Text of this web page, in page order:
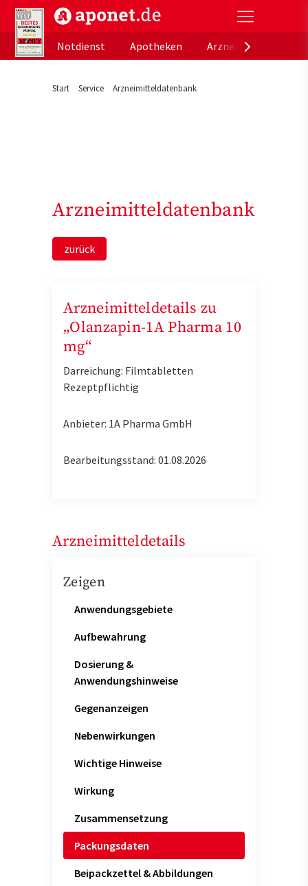
aponet.de - Das offizielle Gesundheitsportal der
Notdienst
Apotheken
Start Service Arzneimitteldatenbank
Arzneimitteldatenbank
zurück
Arzneimitteldetails zu
„Olanzapin-1A Pharma 10
mg“
Darreichung: Filmtabletten
Rezeptpflichtig
Anbieter: 1A Pharma GmbH
Bearbeitungsstand: 01.08.2026
Arzneimitteldetails
Zeigen
Anwendungsgebiete
Aufbewahrung
Dosierung &
Anwendungshinweise
Gegenanzeigen
Nebenwirkungen
Wichtige Hinweise
Wirkung
Zusammensetzung
Packungsdaten
Beipackzettel & Abbildungen